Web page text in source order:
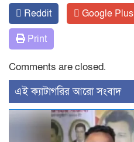
Reddit
Google Plus
Print
Comments are closed.
‍এই ক্যাটাগরির ‍আরো সংবাদ